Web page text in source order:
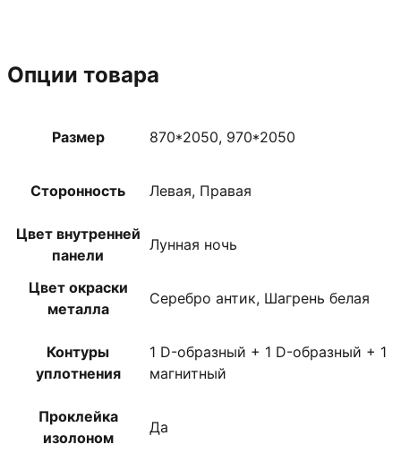
Опции товара
Размер 870*2050, 970*2050
Сторонность Левая, Правая
Цвет внутренней
панели
Лунная ночь
Цвет окраски
металла
Серебро антик, Шагрень белая
Контуры
уплотнения
1 D-образный + 1 D-образный + 1
магнитный
Проклейка
изолоном
Да